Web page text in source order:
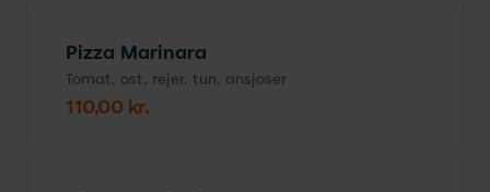
Pizza Marinara
Tomat, ost, rejer, tun, ansjoser
110,00 kr.